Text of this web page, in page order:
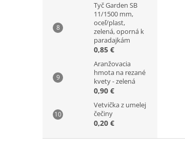
Tyč Garden SB
11/1500 mm,
oceľ/plast,
zelená, oporná k
paradajkám
0,85 €
Aranžovacia
hmota na rezané
kvety - zelená
0,90 €
Vetvička z umelej
čečiny
0,20 €